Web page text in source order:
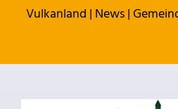
Vulkanland | News|